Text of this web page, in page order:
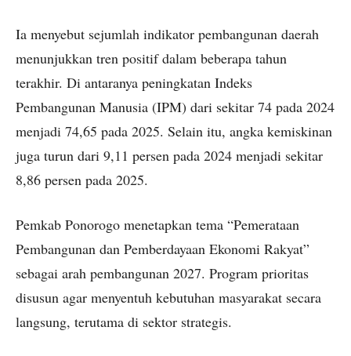
Ia menyebut sejumlah indikator pembangunan daerah
menunjukkan tren positif dalam beberapa tahun
terakhir. Di antaranya peningkatan Indeks
Pembangunan Manusia (IPM) dari sekitar 74 pada 2024
menjadi 74,65 pada 2025. Selain itu, angka kemiskinan
juga turun dari 9,11 persen pada 2024 menjadi sekitar
8,86 persen pada 2025.
Pemkab Ponorogo menetapkan tema “Pemerataan
Pembangunan dan Pemberdayaan Ekonomi Rakyat”
sebagai arah pembangunan 2027. Program prioritas
disusun agar menyentuh kebutuhan masyarakat secara
langsung, terutama di sektor strategis.